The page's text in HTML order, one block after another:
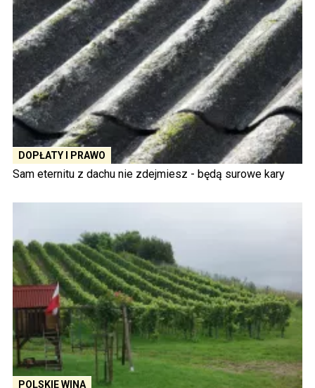
DOPŁATY I PRAWO
Sam eternitu z dachu nie zdejmiesz - będą surowe kary
POLSKIE WINA